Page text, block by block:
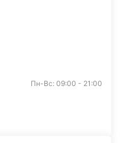
Пн-Вс: 09:00 - 21:00